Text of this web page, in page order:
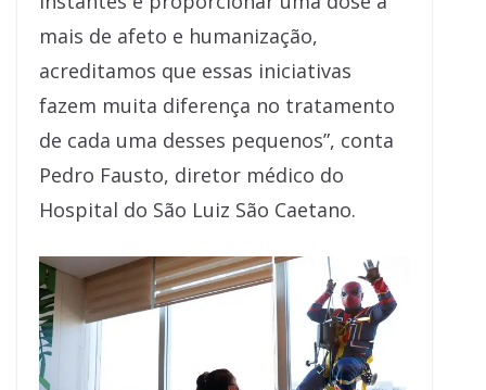
mais de afeto e humanização,
acreditamos que essas iniciativas
fazem muita diferença no tratamento
de cada uma desses pequenos”, conta
Pedro Fausto, diretor médico do
Hospital do São Luiz São Caetano.